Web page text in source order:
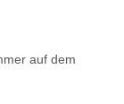
auf dem